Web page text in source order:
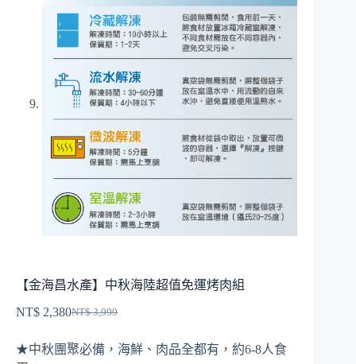
【金海昌水產】中秋海陸超值免運烤肉組
NT$3,999
始
NT$ 2,380
前
★中秋團聚必備，海鮮、肉品全都有，約6-8人食